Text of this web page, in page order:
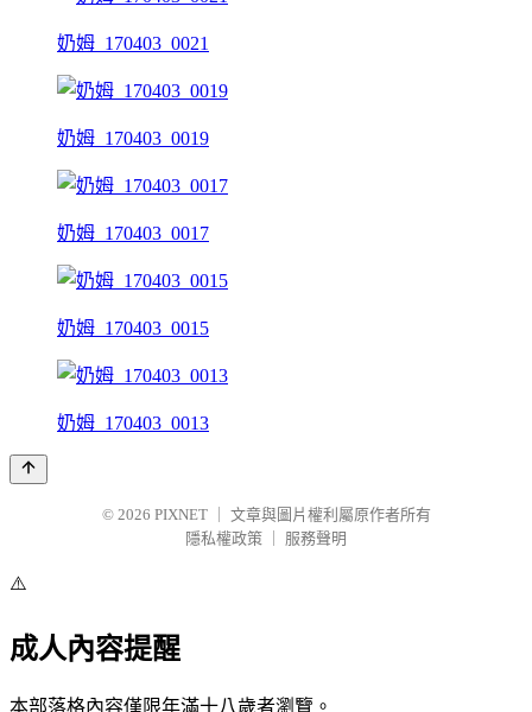
奶姆_170403_0021
奶姆_170403_0019
奶姆_170403_0017
奶姆_170403_0015
奶姆_170403_0013
© 2026 PIXNET
文章與圖片權利屬原作者所有
隱私權政策
服務聲明
⚠️
成人內容提醒
本部落格內容僅限年滿十八歲者瀏覽。